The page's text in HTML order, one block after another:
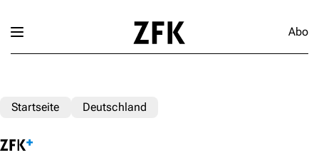
Abo
Startseite Deutschland